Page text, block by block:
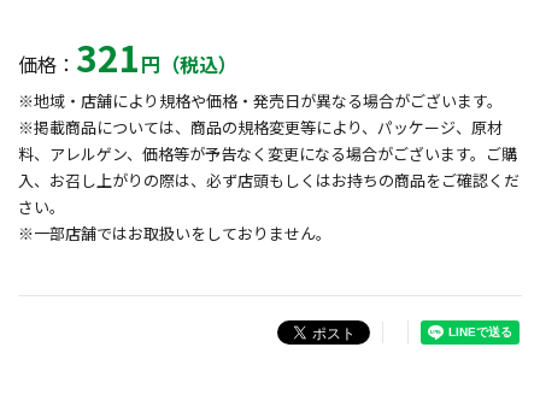
価格： 321円（税込）
※地域・店舗により規格や価格・発売日が異なる場合がございます。
※掲載商品については、商品の規格変更等により、パッケージ、原材
料、アレルゲン、価格等が予告なく変更になる場合がございます。ご購
入、お召し上がりの際は、必ず店頭もしくはお持ちの商品をご確認くだ
さい。
※一部店舗ではお取扱いをしておりません。